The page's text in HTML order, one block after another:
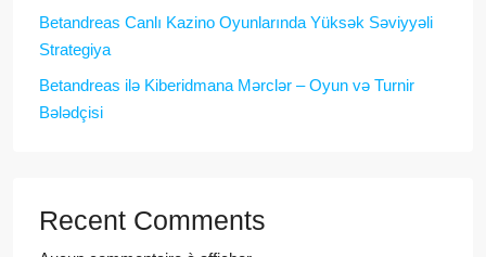
Betandreas Canlı Kazino Oyunlarında Yüksək Səviyyəli
Strategiya
Betandreas ilə Kiberidmana Mərclər – Oyun və Turnir
Bələdçisi
Recent Comments